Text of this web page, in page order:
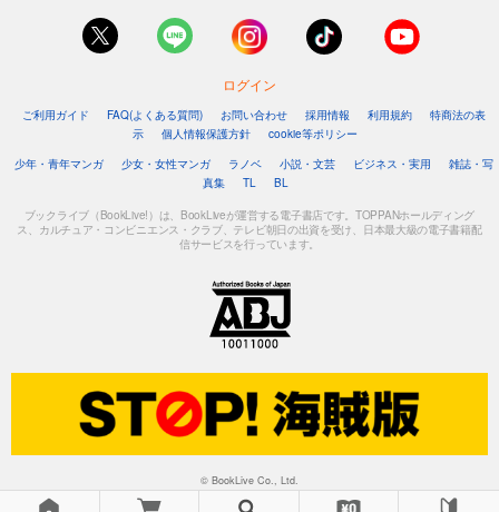
円 (税込)
あらすじを表示する
フォトコン2023年10月号
フォトコン2023年9月号
あらすじを表示する
フォトコン2023年8月号
1,048円 (税込)
ログイン
ご利用ガイド FAQ(よくある質問) お問い合わせ 採用情報 利用規約
特商法の表
示
個人情報保護方針
cookie等ポリシー
少年・青年マンガ
少女・女性マンガ ラノベ 小説・文芸 ビジネス・実用
雑誌・写
真集
TL BL
ブックライブ（BookLive!）は、BookLiveが運営する電子書店です。TOPPANホールディング
ス、カルチュア・コンビニエンス・クラブ、テレビ朝日の出資を受け、日本最大級の電子書籍配
信サービスを行っています。
© BookLive Co., Ltd.